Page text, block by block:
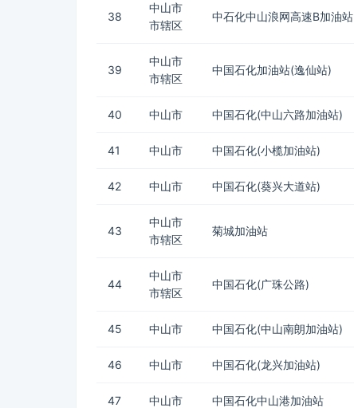
38
中山市
市辖区
中石化中山浪网高速B加油站
39
中山市
市辖区
中国石化加油站(逸仙站)
40 中山市 中国石化(中山六路加油站)
41 中山市 中国石化(小榄加油站)
42 中山市 中国石化(葵兴大道站)
43
中山市
市辖区
菊城加油站
44
中山市
市辖区
中国石化(广珠公路)
45 中山市 中国石化(中山南朗加油站)
46 中山市 中国石化(龙兴加油站)
47 中山市 中国石化中山港加油站